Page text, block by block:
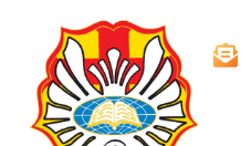
content